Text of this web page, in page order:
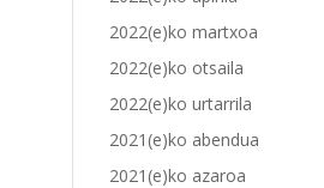
2022(e)ko martxoa
2022(e)ko otsaila
2022(e)ko urtarrila
2021(e)ko abendua
2021(e)ko azaroa